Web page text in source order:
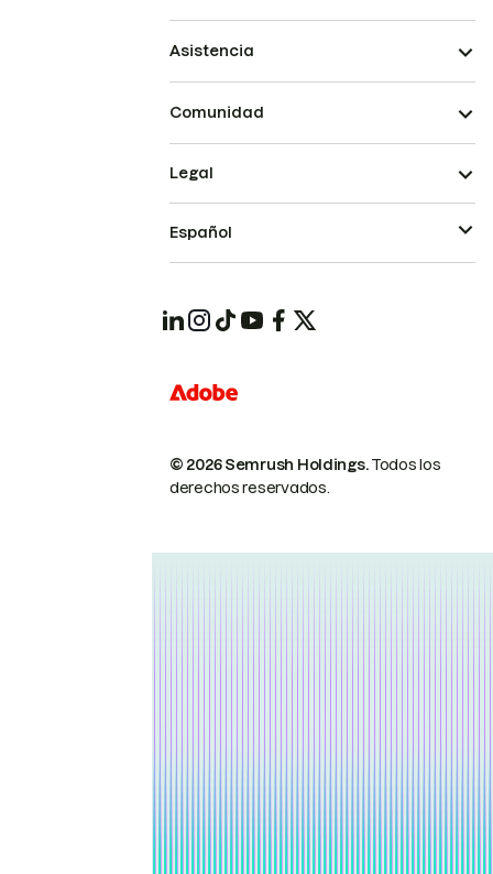
Asistencia
Comunidad
© 2026 Semrush Holdings.Todos los
derechos reservados.
Legal
Español